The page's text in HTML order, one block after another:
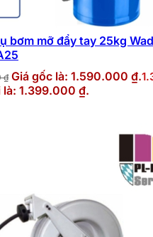
bơm mỡ đẩy tay 25kg
₫ Giá gốc là: 1.590.000 ₫.
là: 1.399.000 ₫.